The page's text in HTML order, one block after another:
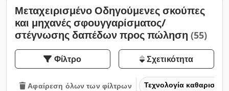
Μεταχειρισμένο Οδηγούμενες σκούπες
και μηχανές σφουγγαρίσματος/
στέγνωσης δαπέδων προς πώληση (55)
Φίλτρο Σχετικότητα
Αφαίρεση όλων των φίλτρων Τεχνολογία